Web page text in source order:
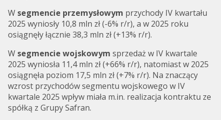
W segmencie przemysłowym przychody IV kwartału
2025 wyniosły 10,8 mln zł (-6% r/r), a w 2025 roku
osiągnęły łącznie 38,3 mln zł (+13% r/r).
W segmencie wojskowym sprzedaż w IV kwartale
2025 wyniosła 11,4 mln zł (+66% r/r), natomiast w 2025
osiągnęła poziom 17,5 mln zł (+7% r/r). Na znaczący
wzrost przychodów segmentu wojskowego w IV
kwartale 2025 wpływ miała m.in. realizacja kontraktu ze
spółką z Grupy Safran.